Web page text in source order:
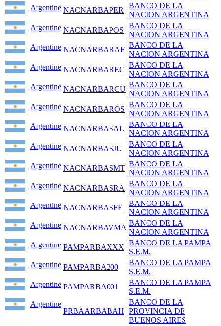
Argentine NACNARBAPER
BANCO DE LA
NACION ARGENTINA
Argentine NACNARBAPOS
BANCO DE LA
NACION ARGENTINA
Argentine NACNARBARAF
BANCO DE LA
NACION ARGENTINA
Argentine NACNARBAREC
BANCO DE LA
NACION ARGENTINA
Argentine NACNARBARCU
BANCO DE LA
NACION ARGENTINA
Argentine NACNARBAROS
BANCO DE LA
NACION ARGENTINA
Argentine NACNARBASAL
BANCO DE LA
NACION ARGENTINA
Argentine NACNARBASJU
BANCO DE LA
NACION ARGENTINA
Argentine NACNARBASMT
BANCO DE LA
NACION ARGENTINA
Argentine NACNARBASRA
BANCO DE LA
NACION ARGENTINA
Argentine NACNARBASFE
BANCO DE LA
NACION ARGENTINA
Argentine NACNARBAVMA
BANCO DE LA
NACION ARGENTINA
Argentine PAMPARBAXXX
BANCO DE LA PAMPA
S.E.M.
Argentine PAMPARBA200
BANCO DE LA PAMPA
S.E.M.
Argentine PAMPARBA001
BANCO DE LA PAMPA
S.E.M.
Argentine
PRBAARBABAH
BANCO DE LA
PROVINCIA DE
BUENOS AIRES